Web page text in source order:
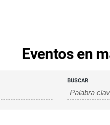
Eventos en
BUSCAR